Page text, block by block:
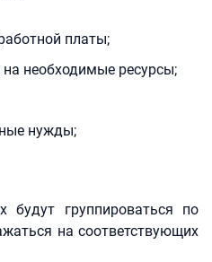
платы;
необходимые ресурсы;
нужды;
будут группироваться по
на соответствующих